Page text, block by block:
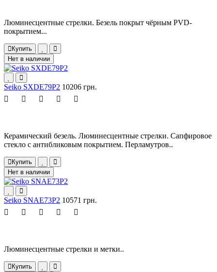
Люминесцентные стрелки. Безель покрыт чёрным PVD-
покрытием...
Купить
Нет в наличии
Seiko SXDE79P2 10206 грн.
Керамический безель. Люминесцентные стрелки. Сапфировое
стекло с антибликовым покрытием. Перламутров..
Купить
Нет в наличии
Seiko SNAE73P2 10571 грн.
Люминесцентные стрелки и метки..
Купить